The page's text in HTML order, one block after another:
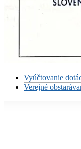
Vyúčtovanie
Verejné